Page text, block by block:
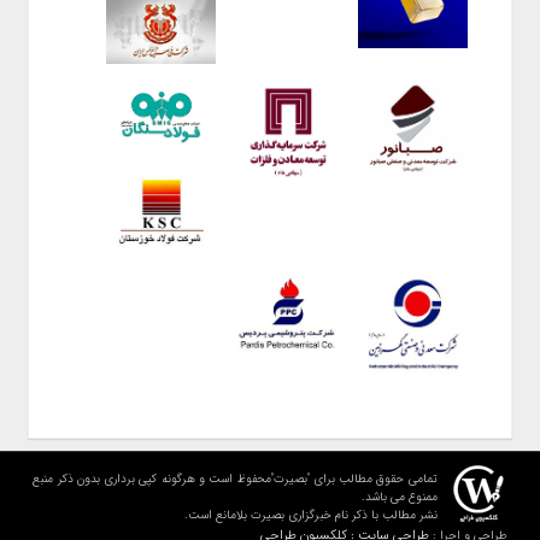
تمامی حقوق مطالب برای "بصیرت"محفوظ است و هرگونه کپی برداری بدون ذکر منبع
ممنوع می باشد.
نشر مطالب با ذکر نام خبرگزاری بصیرت بلامانع است.
طراحی و اجرا :طراحی سایت : کلکسیون طراحی